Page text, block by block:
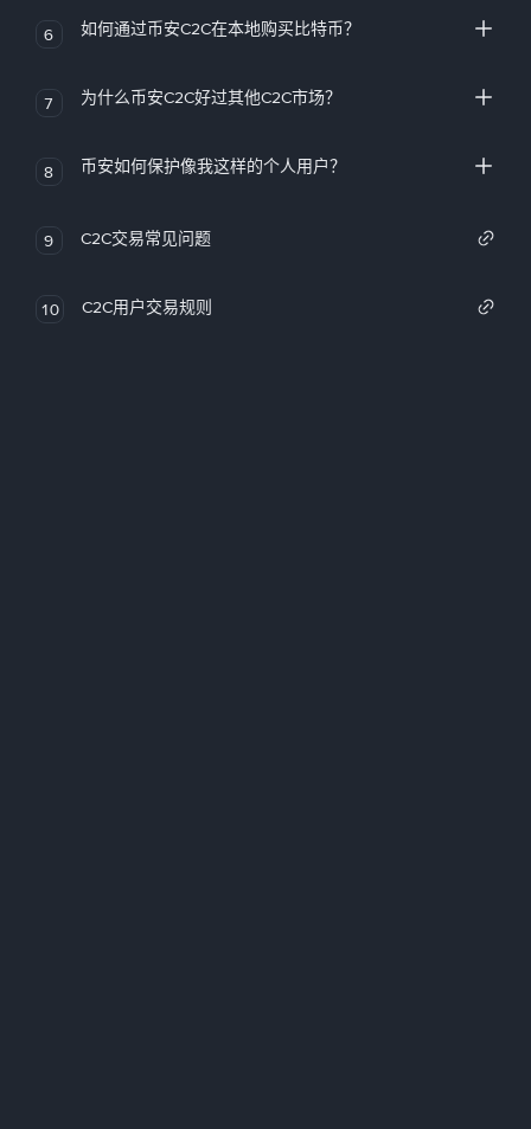
6 如何通过币安C2C在本地购买比特币？
7 为什么币安C2C好过其他C2C市场？
8 币安如何保护像我这样的个人用户？
9 C2C交易常见问题
10 C2C用户交易规则